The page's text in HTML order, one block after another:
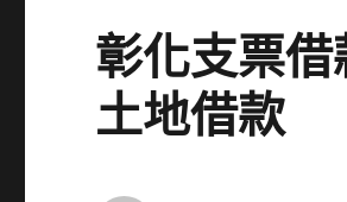
彰化支票
土地借款